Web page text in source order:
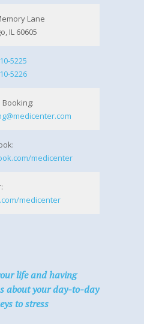
Lane
IL 60605
5225
5226
Booking:
medicenter
medicenter
life and having
about your day-to-day
to stress